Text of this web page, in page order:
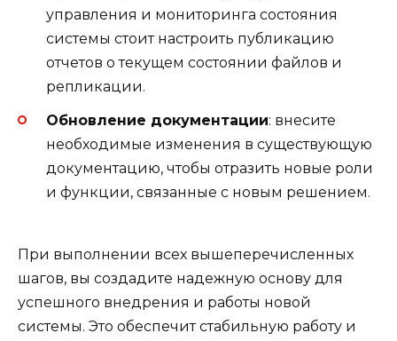
управления и мониторинга состояния
системы стоит настроить публикацию
отчетов о текущем состоянии файлов и
репликации.
Обновление документации: внесите
необходимые изменения в существующую
документацию, чтобы отразить новые роли
и функции, связанные с новым решением.
При выполнении всех вышеперечисленных
шагов, вы создадите надежную основу для
успешного внедрения и работы новой
системы. Это обеспечит стабильную работу и